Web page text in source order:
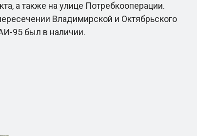
а также на улице Потребкооперации.
Владимирской и Октябрьского
95 был в наличии.